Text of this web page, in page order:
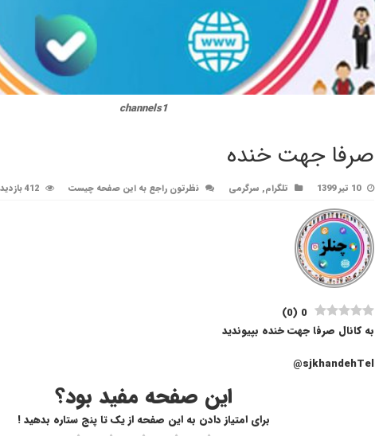
channels1
صرفا جهت خنده
10 تیر 1399 تلگرام, سرگرمی نظرتون راجع به این صفحه چیست 412 بازدید
0
(
0
)
به کانال صرفا جهت خنده بپیوندید
sjkhandehTel@
این صفحه مفید بود؟
برای امتیاز دادن به این صفحه از یک تا پنج ستاره بدهید !